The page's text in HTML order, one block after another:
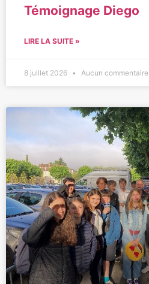
Témoignage Diego
LIRE LA SUITE »
8 juillet 2026 Aucun commentaire